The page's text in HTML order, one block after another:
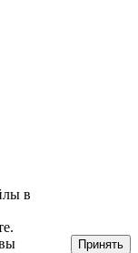
в
Принять